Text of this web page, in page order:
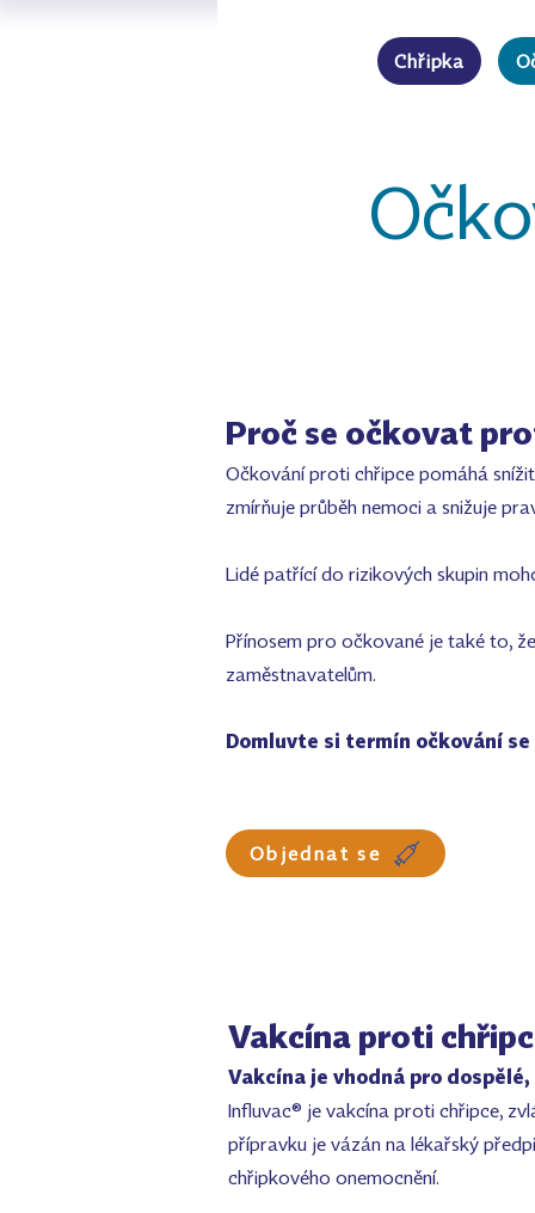
Chřipka
Proč se očkovat
Očkování proti chřipce pomáhá
zmírňuje průběh nemoci a snižuje
Lidé patřící do rizikových skupin
Přínosem pro očkované je také to,
zaměstnavatelům.
Domluvte si termín očkování
Objednat se
Vakcína proti
Vakcína je vhodná pro
Influvac® je vakcína proti chřipce,
přípravku je vázán na lékařský
chřipkového onemocnění.